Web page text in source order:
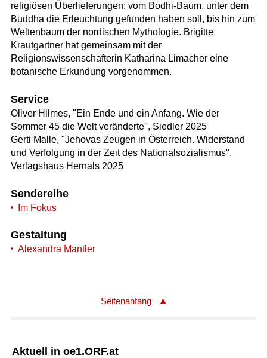
religiösen Überlieferungen: vom Bodhi-Baum, unter dem
Buddha die Erleuchtung gefunden haben soll, bis hin zum
Weltenbaum der nordischen Mythologie. Brigitte
Krautgartner hat gemeinsam mit der
Religionswissenschafterin Katharina Limacher eine
botanische Erkundung vorgenommen.
Service
Oliver Hilmes, "Ein Ende und ein Anfang. Wie der
Sommer 45 die Welt veränderte", Siedler 2025
Gerti Malle, "Jehovas Zeugen in Österreich. Widerstand
und Verfolgung in der Zeit des Nationalsozialismus",
Verlagshaus Hernals 2025
Sendereihe
Im Fokus
Gestaltung
Alexandra Mantler
Seitenanfang
Aktuell in oe1.ORF.at